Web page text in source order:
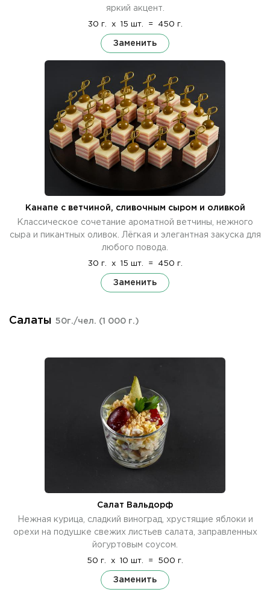
яркий акцент.
30 г. x 15 шт. = 450 г.
Заменить
Канапе с ветчиной, сливочным сыром и оливкой
Классическое сочетание ароматной ветчины, нежного
сыра и пикантных оливок. Лёгкая и элегантная закуска для
любого повода.
30 г. x 15 шт. = 450 г.
Заменить
Салаты 50г./чел. (1 000 г.)
Салат Вальдорф
Нежная курица, сладкий виноград, хрустящие яблоки и
орехи на подушке свежих листьев салата, заправленных
йогуртовым соусом.
50 г. x 10 шт. = 500 г.
Заменить